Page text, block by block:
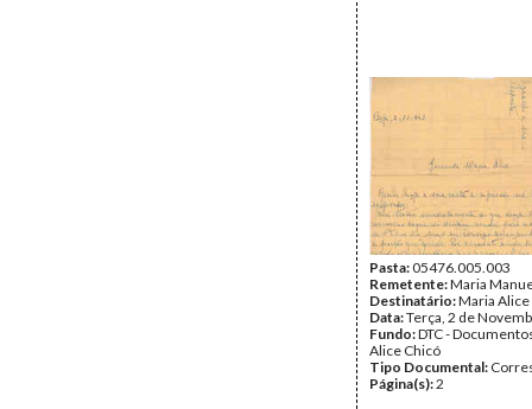
Pasta:05476.005.003
Remetente:Maria
Destinatário:Maria Alice
Data:Terça, 2 de
Fundo:DTC -
Alice Chicó
Tipo Documental:
Página(s):2